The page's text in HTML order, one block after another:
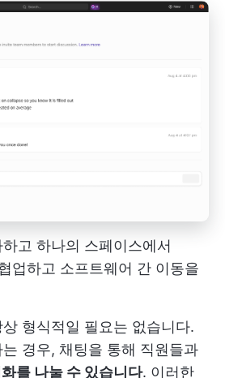
고 하나의 스페이스에서
업하고 소프트웨어 간 이동을
형식적일 필요는 없습니다.
경우, 채팅을 통해 직원들과
를 나눌 수 있습니다. 이러한